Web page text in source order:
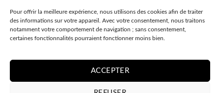
Pour offrir la meilleure expérience, nous utilisons des cookies afin de traiter
des informations sur votre appareil. Avec votre consentement, nous traitons
notamment votre comportement de navigation ; sans consentement,
certaines fonctionnalités pourraient fonctionner moins bien.
ACCEPTER
J’ai une autre question.
Contactez-nous